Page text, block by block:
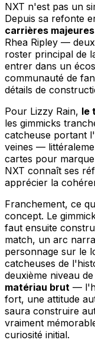
NXT n'est pas un
Depuis sa refonte
carrières majeures
Rhea Ripley —
roster principal de
entrer dans un
communauté de
détails de
Pour Lizzy Rain, le
les gimmicks
catcheuse portant
veines —
cartes pour
NXT connaît ses
apprécier la
Franchement, ce
concept. Le
faut ensuite
match, un arc
personnage sur le
catcheuses de
deuxième niveau
matériau brut —
fort, une attitude
saura construire
vraiment
curiosité initial.